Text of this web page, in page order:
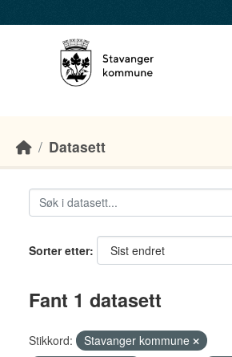
Datasett
Sorter etter
Fant 1 datasett
Stikkord:
Stavanger kommune